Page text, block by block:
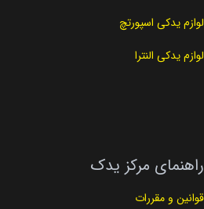
لوازم یدکی اسپورتچ
لوازم یدکی النترا
راهنمای مرکز یدک
قوانین و مقررات